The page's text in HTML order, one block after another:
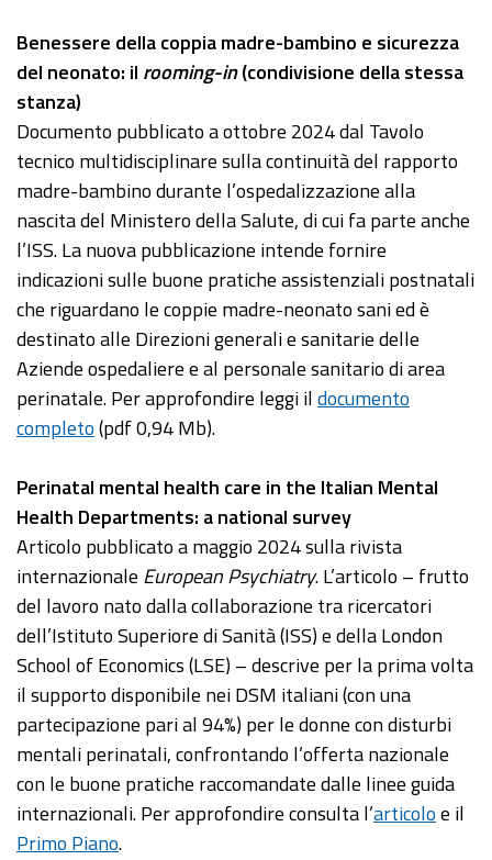
Benessere della coppia madre-bambino e sicurezza
del neonato: il rooming-in(condivisione della stessa
stanza)
Documento pubblicato a ottobre 2024 dal Tavolo
tecnico multidisciplinare sulla continuità del rapporto
madre-bambino durante l’ospedalizzazione alla
nascita del Ministero della Salute, di cui fa parte anche
l’ISS. La nuova pubblicazione intende fornire
indicazioni sulle buone pratiche assistenziali postnatali
che riguardano le coppie madre-neonato sani ed è
destinato alle Direzioni generali e sanitarie delle
Aziende ospedaliere e al personale sanitario di area
perinatale. Per approfondire leggi ildocumento
completo(pdf 0,94 Mb).
Perinatal mental health care in the Italian Mental
Health Departments: a national survey
Articolo pubblicato a maggio 2024 sulla rivista
internazionale European Psychiatry. L’articolo – frutto
del lavoro nato dalla collaborazione tra ricercatori
dell’Istituto Superiore di Sanità (ISS) e della London
School of Economics (LSE) – descrive per la prima volta
il supporto disponibile nei DSM italiani (con una
partecipazione pari al 94%) per le donne con disturbi
mentali perinatali, confrontando l’offerta nazionale
con le buone pratiche raccomandate dalle linee guida
internazionali. Per approfondire consulta l’articoloe il
Primo Piano.